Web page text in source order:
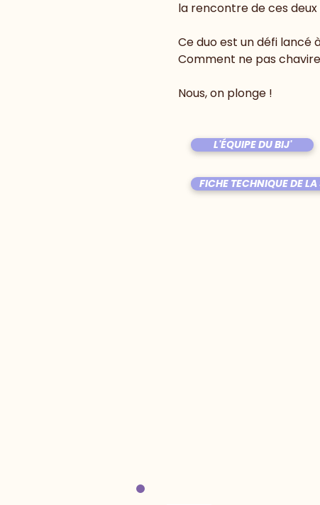
Ce duo est un défi lancé
Nous, on plonge !
L'ÉQUIPE DU BIJ'
FICHE TECHNIQUE DE LA